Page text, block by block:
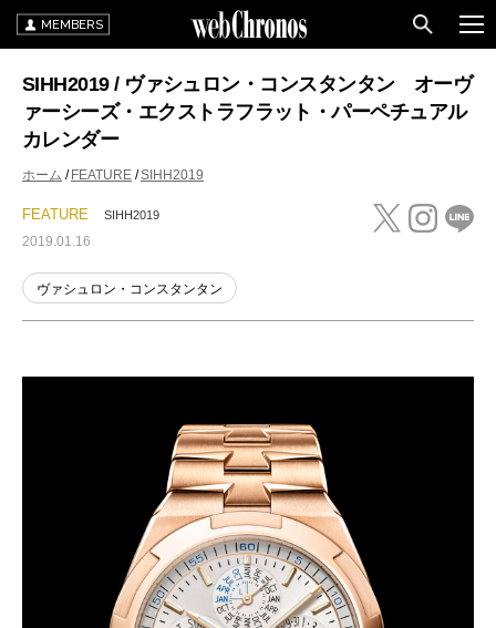
MEMBERS
SIHH2019 / ヴァシュロン・コンスタンタン オーヴ
ァーシーズ・エクストラフラット・パーペチュアル
カレンダー
ホーム FEATURE SIHH2019
FEATURE SIHH2019
2019.01.16
ヴァシュロン・コンスタンタン